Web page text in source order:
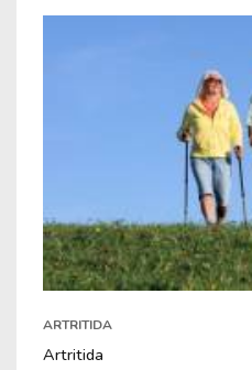
ARTRITIDA
Artritida